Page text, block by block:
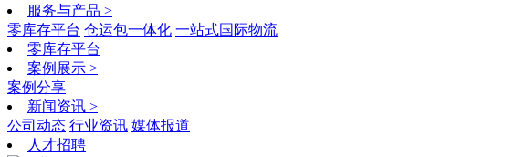
服务与产品 >
零库存平台 仓运包一体化 一站式国际物流
零库存平台
案例展示 >
案例分享
新闻资讯 >
公司动态 行业资讯 媒体报道
人才招聘